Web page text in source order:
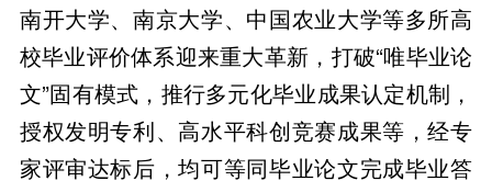
南开大学、南京大学、中国农业大学等多所高
校毕业评价体系迎来重大革新，打破“唯毕业论
文”固有模式，推行多元化毕业成果认定机制，
授权发明专利、高水平科创竞赛成果等，经专
家评审达标后，均可等同毕业论文完成毕业答